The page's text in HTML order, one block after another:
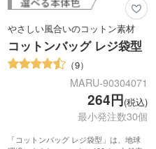
やさしい風合いのコットン素材
コットンバッグ レジ袋型
9
MARU-90304071
264円(税込)
最小発注数30個
「コットンバッグ レジ袋型」は、地球